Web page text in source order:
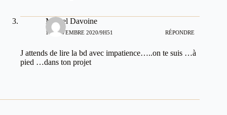
Michel Davoine
11 NOVEMBRE 2020/9H51 RÉPONDRE
J attends de lire la bd avec impatience…..on te suis …à
pied …dans ton projet